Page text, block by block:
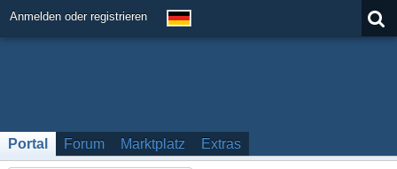
Anmelden oder registrieren
Portal Forum Marktplatz Extras